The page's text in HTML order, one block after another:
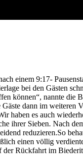
einem 9:17-
bei den Gästen
können“, nannte
dann im
haben es auch
ihrer Sieben. Nach
reduzieren.So
einen völlig
Rückfahrt im